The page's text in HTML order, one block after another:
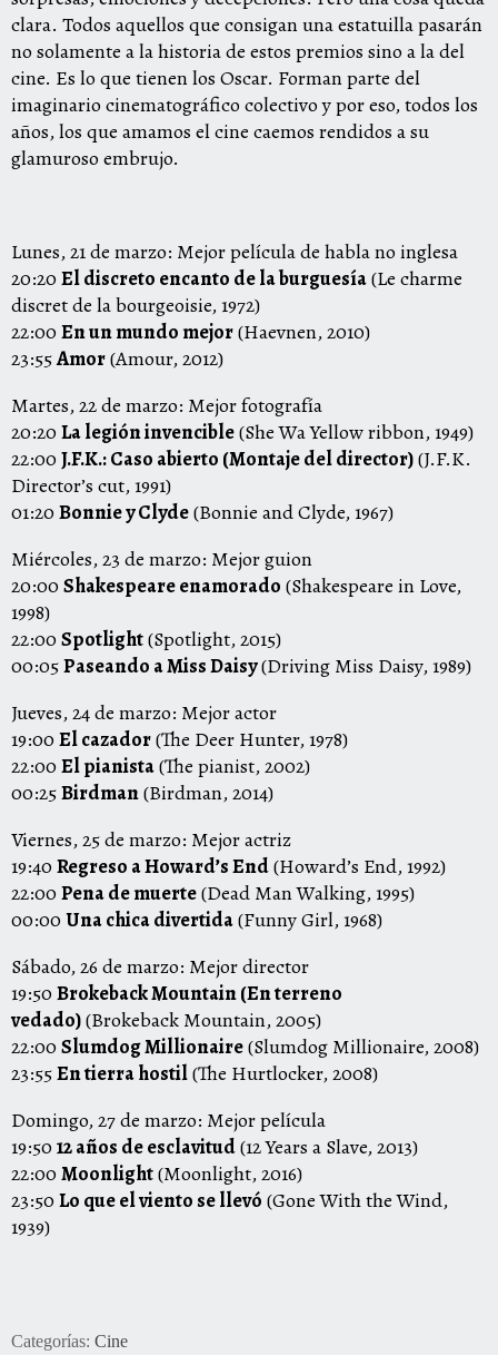
clara. Todos aquellos que consigan una estatuilla pasarán
no solamente a la historia de estos premios sino a la del
cine. Es lo que tienen los Oscar. Forman parte del
imaginario cinematográfico colectivo y por eso, todos los
años, los que amamos el cine caemos rendidos a su
glamuroso embrujo.
Lunes, 21 de marzo: Mejor película de habla no inglesa
20:20 El discreto encanto de la burguesía(Le charme
discret de la bourgeoisie, 1972)
22:00 En un mundo mejor(Haevnen, 2010)
23:55Amor(Amour, 2012)
Martes, 22 de marzo: Mejor fotografía
20:20 La legión invencible(She Wa Yellow ribbon, 1949)
22:00 J.F.K.: Caso abierto (Montaje del director)(J.F.K.
Director’s cut, 1991)
01:20 Bonnie y Clyde(Bonnie and Clyde, 1967)
Miércoles, 23 de marzo: Mejor guion
20:00 Shakespeare enamorado (Shakespeare in Love,
1998)
22:00 Spotlight(Spotlight, 2015)
00:05Paseando a Miss Daisy(Driving Miss Daisy, 1989)
Jueves, 24 de marzo: Mejor actor
19:00 El cazador(The Deer Hunter, 1978)
22:00 El pianista(The pianist, 2002)
00:25Birdman(Birdman, 2014)
Viernes, 25 de marzo: Mejor actriz
19:40 Regreso a Howard’s End(Howard’s End, 1992)
22:00 Pena de muerte(Dead Man Walking, 1995)
00:00 Una chica divertida(Funny Girl, 1968)
Sábado, 26 de marzo: Mejor director
19:50 Brokeback Mountain (En terreno
vedado)(Brokeback Mountain, 2005)
22:00 Slumdog Millionaire(Slumdog Millionaire, 2008)
23:55En tierra hostil(The Hurtlocker, 2008)
Domingo, 27 de marzo: Mejor película
19:50 12 años de esclavitud(12 Years a Slave, 2013)
22:00 Moonlight(Moonlight, 2016)
23:50 Lo que el viento se llevó (Gone With the Wind,
1939)
Categorías: Cine